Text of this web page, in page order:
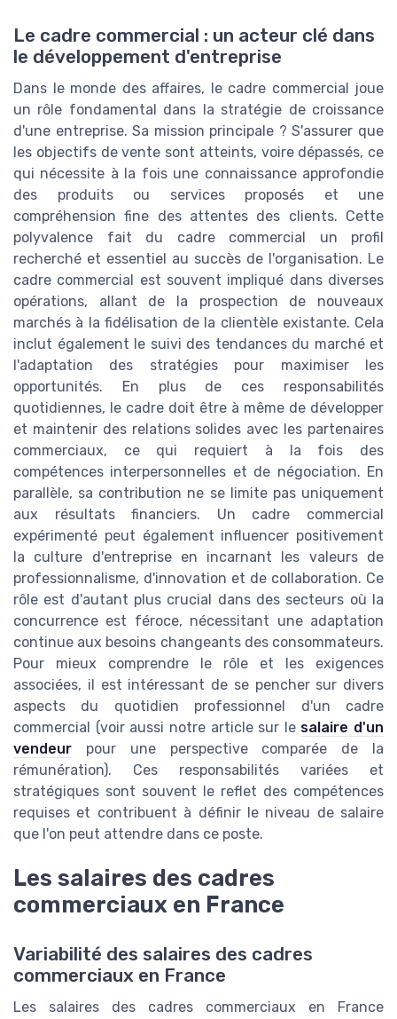
Le cadre commercial : un acteur clé dans
le développement d'entreprise
Dans le monde des affaires, le cadre commercial joue
un rôle fondamental dans la stratégie de croissance
d'une entreprise. Sa mission principale ? S'assurer que
les objectifs de vente sont atteints, voire dépassés, ce
qui nécessite à la fois une connaissance approfondie
des produits ou services proposés et une
compréhension fine des attentes des clients. Cette
polyvalence fait du cadre commercial un profil
recherché et essentiel au succès de l'organisation. Le
cadre commercial est souvent impliqué dans diverses
opérations, allant de la prospection de nouveaux
marchés à la fidélisation de la clientèle existante. Cela
inclut également le suivi des tendances du marché et
l'adaptation des stratégies pour maximiser les
opportunités. En plus de ces responsabilités
quotidiennes, le cadre doit être à même de développer
et maintenir des relations solides avec les partenaires
commerciaux, ce qui requiert à la fois des
compétences interpersonnelles et de négociation. En
parallèle, sa contribution ne se limite pas uniquement
aux résultats financiers. Un cadre commercial
expérimenté peut également influencer positivement
la culture d'entreprise en incarnant les valeurs de
professionnalisme, d'innovation et de collaboration. Ce
rôle est d'autant plus crucial dans des secteurs où la
concurrence est féroce, nécessitant une adaptation
continue aux besoins changeants des consommateurs.
Pour mieux comprendre le rôle et les exigences
associées, il est intéressant de se pencher sur divers
aspects du quotidien professionnel d'un cadre
commercial (voir aussi notre article sur le salaire d'un
vendeur pour une perspective comparée de la
rémunération). Ces responsabilités variées et
stratégiques sont souvent le reflet des compétences
requises et contribuent à définir le niveau de salaire
que l'on peut attendre dans ce poste.
Les salaires des cadres
commerciaux en France
Variabilité des salaires des cadres
commerciaux en France
Les salaires des cadres commerciaux en France